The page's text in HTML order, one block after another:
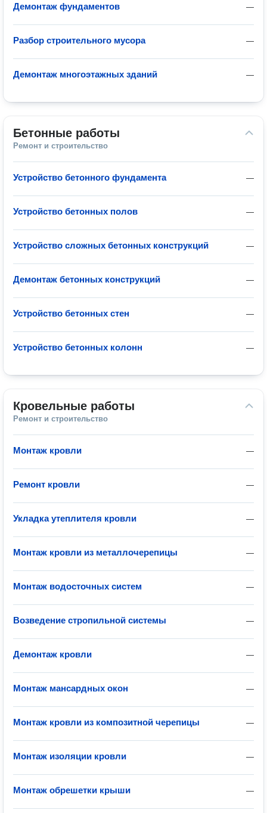
—
Демонтаж фундаментов
—
Разбор строительного мусора
—
Демонтаж многоэтажных зданий
Бетонные работы
Ремонт и строительство
—
Устройство бетонного фундамента
—
Устройство бетонных полов
—
Устройство сложных бетонных конструкций
—
Демонтаж бетонных конструкций
—
Устройство бетонных стен
—
Устройство бетонных колонн
Кровельные работы
Ремонт и строительство
—
Монтаж кровли
—
Ремонт кровли
—
Укладка утеплителя кровли
—
Монтаж кровли из металлочерепицы
—
Монтаж водосточных систем
—
Возведение стропильной системы
—
Демонтаж кровли
—
Монтаж мансардных окон
—
Монтаж кровли из композитной черепицы
—
Монтаж изоляции кровли
—
Монтаж обрешетки крыши